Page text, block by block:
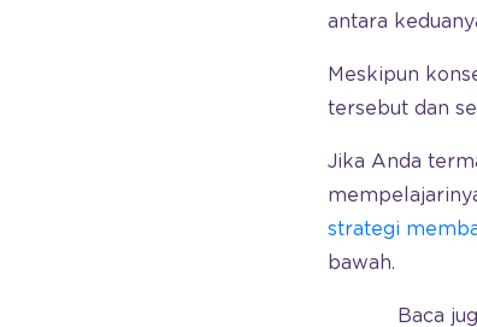
antara
Meskipun
tersebut dan
Jika Anda
strategi
bawah.
Baca